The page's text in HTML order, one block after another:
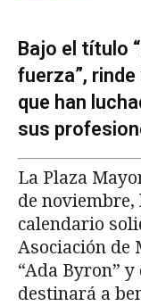
Bajo el título
fuerza”,
que han
sus
La Plaza
de
calendario
Asociación de
“Ada Byron”
destinará a